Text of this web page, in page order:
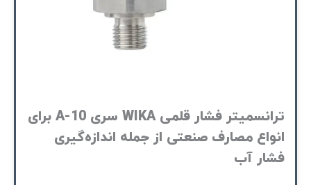
ترانسمیتر فشار قلمی WIKA سری A-10 برای
انواع مصارف صنعتی از جمله اندازه‌گیری
فشار آب